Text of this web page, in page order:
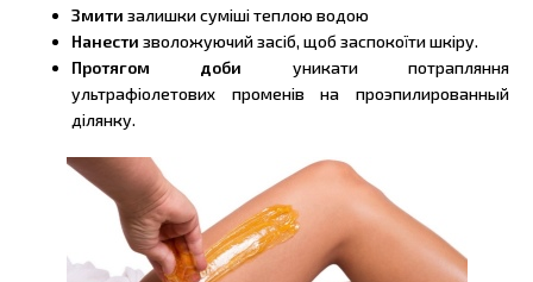
Змити залишки суміші теплою водою
Нанести зволожуючий засіб, щоб заспокоїти шкіру.
Протягом доби уникати потрапляння
ультрафіолетових променів на проэпилированный
ділянку.